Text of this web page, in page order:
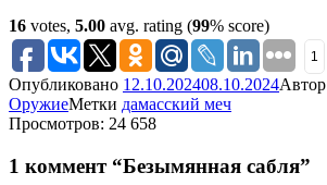
16 votes, 5.00 avg. rating (99% score)
1
Опубликовано 12.10.202408.10.2024Автор
ОружиеМетки дамасский меч
Просмотров: 24 658
1 коммент “Безымянная сабля”